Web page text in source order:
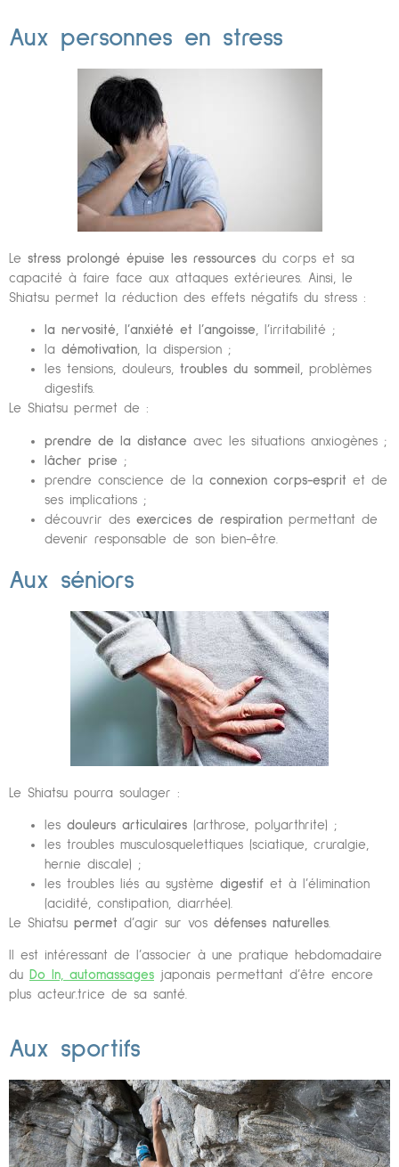
Aux personnes en stress
Le stress prolongé épuise les ressources du corps et sa
capacité à faire face aux attaques extérieures. Ainsi, le
Shiatsu permet la réduction des effets négatifs du stress :
la nervosité, l’anxiété et l’angoisse, l’irritabilité ;
la démotivation, la dispersion ;
les tensions, douleurs, troubles du sommeil, problèmes
digestifs.
Le Shiatsu permet de :
prendre de la distance avec les situations anxiogènes ;
lâcher prise ;
prendre conscience de la connexion corps-esprit et de
ses implications ;
découvrir des exercices de respiration permettant de
devenir responsable de son bien-être.
Aux séniors
Le Shiatsu pourra soulager :
les douleurs articulaires (arthrose, polyarthrite) ;
les troubles musculosquelettiques (sciatique, cruralgie,
hernie discale) ;
les troubles liés au système digestif et à l’élimination
(acidité, constipation, diarrhée).
Le Shiatsu permet d’agir sur vos défenses naturelles
Il est intéressant de l’associer à une pratique hebdomadaire
du Do In, automassages japonais permettant d’être encore
plus acteur.trice de sa santé.
Aux sportifs